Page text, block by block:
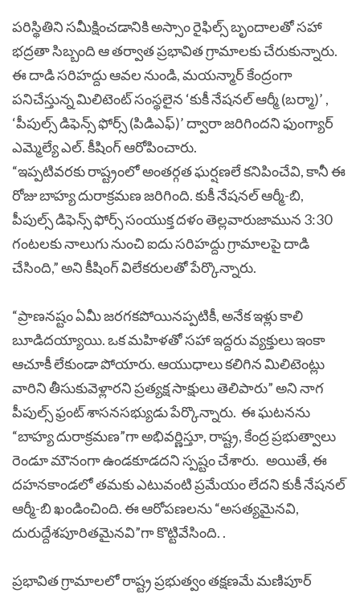
పరిస్థితిని సమీక్షించడానికి అస్సాం రైఫిల్స్ బృందాలతో సహా
భద్రతా సిబ్బంది ఆ తర్వాత ప్రభావిత గ్రామాలకు చేరుకున్నారు.
ఈ దాడి సరిహద్దు ఆవల నుండి, మయన్మార్ కేంద్రంగా
పనిచేస్తున్న మిలిటెంట్ సంస్థలైన ‘కుకీ నేషనల్ ఆర్మీ (బర్మా)’ ,
‘పీపుల్స్ డిఫెన్స్ ఫోర్స్ (పిడిఎఫ్)’ ద్వారా జరిగిందని ఫుంగ్యార్
ఎమ్మెల్యే ఎల్. కీషింగ్ ఆరోపించారు.
“ఇప్పటివరకు రాష్ట్రంలో అంతర్గత ఘర్షణలే కనిపించేవి, కానీ ఈ
రోజు బాహ్య దురాక్రమణ జరిగింది. కుకీ నేషనల్ ఆర్మీ-బి,
పీపుల్స్ డిఫెన్స్ ఫోర్స్ సంయుక్త దళం తెల్లవారుజామున 3:30
గంటలకు నాలుగు నుంచి ఐదు సరిహద్దు గ్రామాలపై దాడి
చేసింది,” అని కీషింగ్ విలేకరులతో పేర్కొన్నారు.
“ప్రాణనష్టం ఏమీ జరగకపోయినప్పటికీ, అనేక ఇళ్లు కాలి
బూడిదయ్యాయి. ఒక మహిళతో సహా ఇద్దరు వ్యక్తులు ఇంకా
ఆచూకీ లేకుండా పోయారు. ఆయుధాలు కలిగిన మిలిటెంట్లు
వారిని తీసుకువెళ్లారని ప్రత్యక్ష సాక్షులు తెలిపారు” అని నాగ
పీపుల్స్ ఫ్రంట్ శాసనసభ్యుడు పేర్కొన్నారు. ఈ ఘటనను
“బాహ్య దురాక్రమణ”గా అభివర్ణిస్తూ, రాష్ట్ర, కేంద్ర ప్రభుత్వాలు
రెండూ మౌనంగా ఉండకూడదని స్పష్టం చేశారు. అయితే, ఈ
దహనకాండలో తమకు ఎటువంటి ప్రమేయం లేదని కుకీ నేషనల్
ఆర్మీ-బి ఖండించింది. ఈ ఆరోపణలను “అసత్యమైనవి,
దురుద్దేశపూరితమైనవి”గా కొట్టివేసింది. .
ప్రభావిత గ్రామాలలో రాష్ట్ర ప్రభుత్వం తక్షణమే మణిపూర్